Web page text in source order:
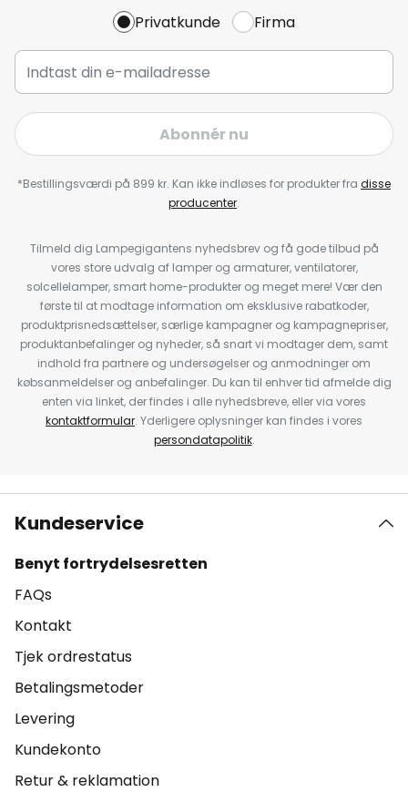
Privatkunde Firma
Abonnér nu
*Bestillingsværdi på 899 kr. Kan ikke indløses for produkter fra disse
producenter.
Tilmeld dig Lampegigantens nyhedsbrev og få gode tilbud på
vores store udvalg af lamper og armaturer, ventilatorer,
solcellelamper, smart home-produkter og meget mere! Vær den
første til at modtage information om eksklusive rabatkoder,
produktprisnedsættelser, særlige kampagner og kampagnepriser,
produktanbefalinger og nyheder, så snart vi modtager dem, samt
indhold fra partnere og undersøgelser og anmodninger om
købsanmeldelser og anbefalinger. Du kan til enhver tid afmelde dig
enten via linket, der findes i alle nyhedsbreve, eller via vores
kontaktformular. Yderligere oplysninger kan findes i vores
persondatapolitik.
Kundeservice
Benyt fortrydelsesretten
FAQs
Kontakt
Tjek ordrestatus
Betalingsmetoder
Levering
Kundekonto
Retur & reklamation